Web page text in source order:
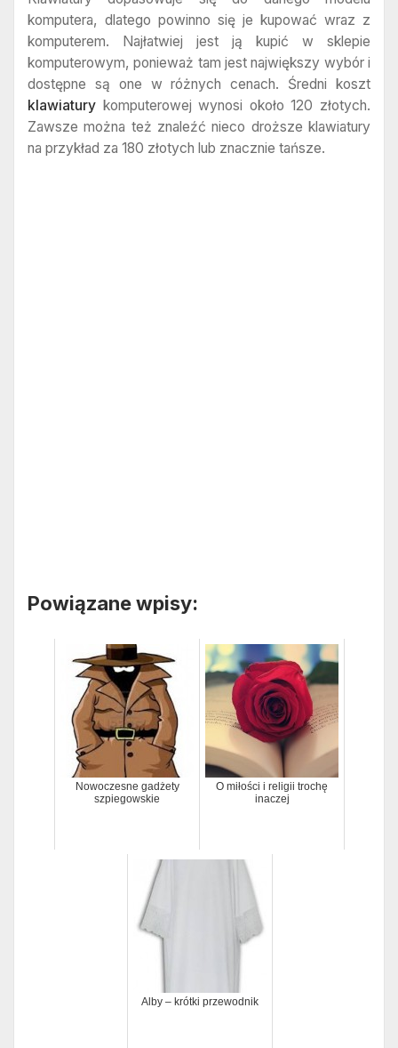
komputera, dlatego powinno się je kupować wraz z
komputerem. Najłatwiej jest ją kupić w sklepie
komputerowym, ponieważ tam jest największy wybór i
dostępne są one w różnych cenach. Średni koszt
klawiatury komputerowej wynosi około 120 złotych.
Zawsze można też znaleźć nieco droższe klawiatury
na przykład za 180 złotych lub znacznie tańsze.
Powiązane wpisy:
Nowoczesne gadżety
szpiegowskie
O miłości i religii trochę
inaczej
Alby – krótki przewodnik